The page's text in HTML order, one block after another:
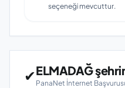
seçeneği mevcuttur.
✔ELMADAĞ
PanaNet İnternet